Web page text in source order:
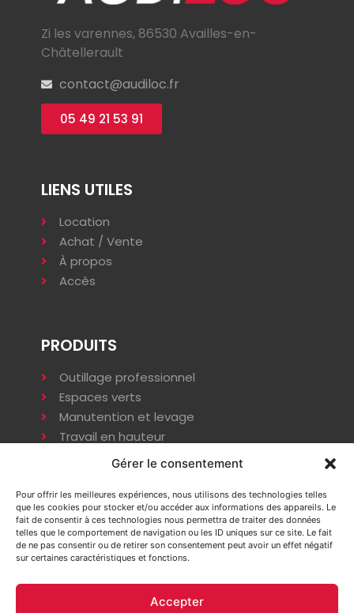
Gérer le consentement
Pour offrir les meilleures expériences, nous utilisons des technologies telles
que les cookies pour stocker et/ou accéder aux informations des appareils. Le
fait de consentir à ces technologies nous permettra de traiter des données
telles que le comportement de navigation ou les ID uniques sur ce site. Le fait
de ne pas consentir ou de retirer son consentement peut avoir un effet négatif
sur certaines caractéristiques et fonctions.
Accepter
Zi les varennes, 86530 Availles-en-
Châtellerault
contact@audiloc.fr
05 49 21 53 91
LIENS UTILES
Location
Achat / Vente
À propos
Accès
PRODUITS
Outillage professionnel
Espaces verts
Manutention et levage
Travail en hauteur
Terrassement
Énergie
Installation provisoire
INFORMATIONS